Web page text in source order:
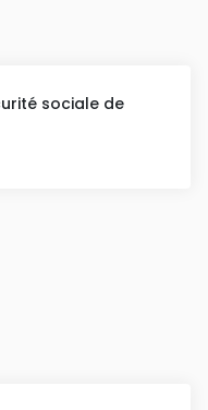
sociale de